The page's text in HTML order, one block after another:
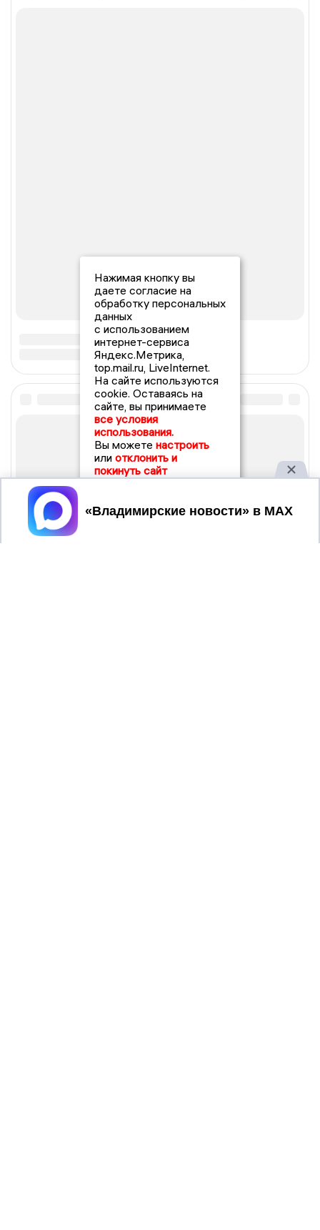
Нажимая кнопку вы
даете согласие на
обработку персональных
данных
с использованием
интернет-сервиса
Яндекс.Метрика,
top.mail.ru, LiveInternet.
На сайте используются
cookie. Оставаясь на
сайте, вы принимаете
все условия
использования.
Вы можете настроить
или отклонить и
покинуть сайт
Принять